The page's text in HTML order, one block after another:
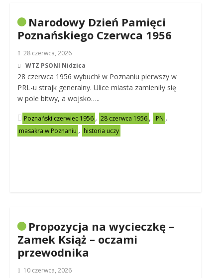
Narodowy Dzień Pamięci
Poznańskiego Czerwca 1956
28 czerwca, 2026
WTZ PSONI Nidzica
28 czerwca 1956 wybuchł w Poznaniu pierwszy w
PRL-u strajk generalny. Ulice miasta zamieniły się
w pole bitwy, a wojsko…..
Poznański czerwiec 1956 , 28 czerwca 1956 , IPN ,
masakra w Poznaniu , historia uczy
Propozycja na wycieczkę –
Zamek Książ – oczami
przewodnika
10 czerwca, 2026